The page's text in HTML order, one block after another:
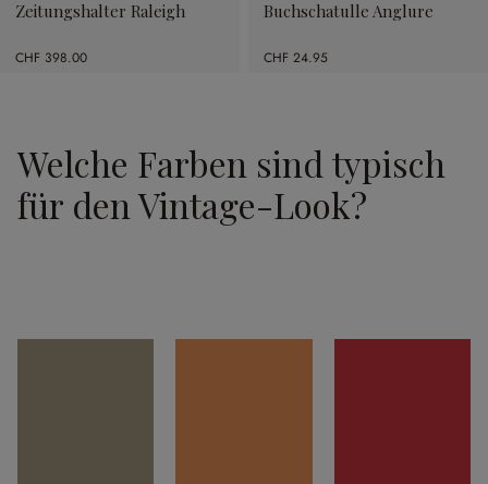
Zeitungshalter Raleigh
CHF 398.00
Buchschatulle Anglure
CHF 24.95
Welche Farben sind typisch
für den Vintage-Look?